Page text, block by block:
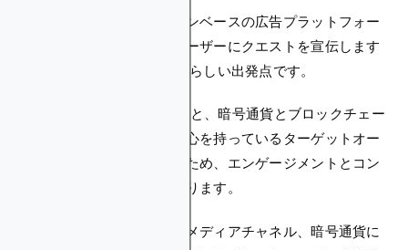
次のようなブロックチェーンベースの広告プラットフォー
ムを活用して、暗号通貨ユーザーにクエストを宣伝します
素晴らしい出発点です。
Blockchain-Adsを使用すると、暗号通貨とブロックチェー
ンテクノロジーにすでに関心を持っているターゲットオー
ディエンスにリーチできるため、エンゲージメントとコン
バージョンの可能性が高まります。
広告に加えて、ソーシャルメディアチャネル、暗号通貨に